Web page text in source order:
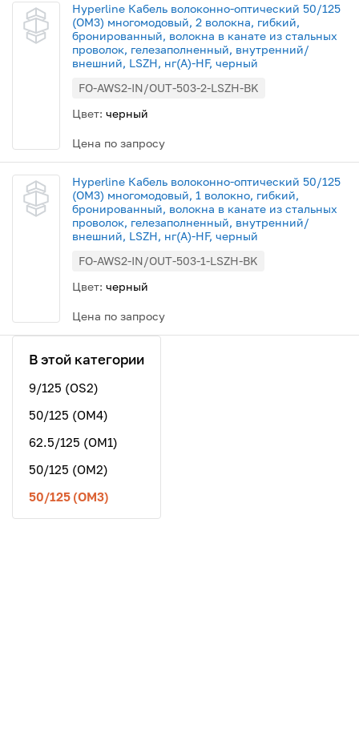
Hyperline Кабель волоконно-оптический 50/125
(OM3) многомодовый, 2 волокна, гибкий,
бронированный, волокна в канате из стальных
проволок, гелезаполненный, внутренний/
внешний, LSZH, нг(А)-HF, черный
FO-AWS2-IN/OUT-503-2-LSZH-BK
Цвет: черный
Цена по запросу
Hyperline Кабель волоконно-оптический 50/125
(OM3) многомодовый, 1 волокно, гибкий,
бронированный, волокна в канате из стальных
проволок, гелезаполненный, внутренний/
внешний, LSZH, нг(А)-HF, черный
FO-AWS2-IN/OUT-503-1-LSZH-BK
Цвет: черный
Цена по запросу
В этой категории
9/125 (OS2)
50/125 (OM4)
62.5/125 (OM1)
50/125 (ОМ2)
50/125 (ОМ3)